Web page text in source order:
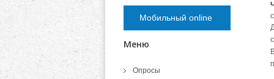
Мобильный online
Меню
Опросы